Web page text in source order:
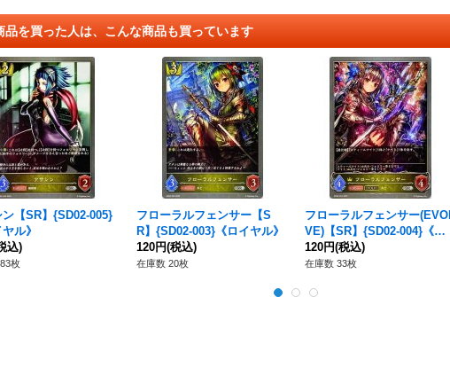
品を買った人は、こんな商品も買っています
【SR】{SD02-005}
ル》
込)
枚
フローラルフェンサー【S
R】{SD02-003}《ロイヤル》
120円(税込)
在庫数 20枚
フローラルフェンサー
VE)【SR】{SD02-004}《ロ
イヤル》
120円(税込)
在庫数 33枚